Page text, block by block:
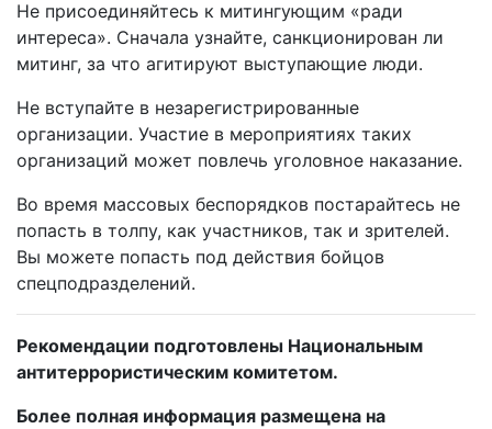
Не присоединяйтесь к митингующим «ради
интереса». Сначала узнайте, санкционирован ли
митинг, за что агитируют выступающие люди.
Не вступайте в незарегистрированные
организации. Участие в мероприятиях таких
организаций может повлечь уголовное наказание.
Во время массовых беспорядков постарайтесь не
попасть в толпу, как участников, так и зрителей.
Вы можете попасть под действия бойцов
спецподразделений.
Рекомендации подготовлены Национальным
антитеррористическим комитетом.
Более полная информация размещена на